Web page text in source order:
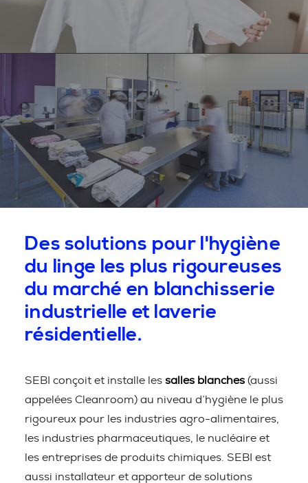
Des solutions pour l'hygiène
du linge les plus rigoureuses
du marché en blanchisserie
industrielle et laverie
résidentielle.
SEBI conçoit et installe les salles blanches (aussi
appelées Cleanroom) au niveau d’hygiène le plus
rigoureux pour les industries agro-alimentaires,
les industries pharmaceutiques, le nucléaire et
les entreprises de produits chimiques. SEBI est
aussi installateur et apporteur de solutions